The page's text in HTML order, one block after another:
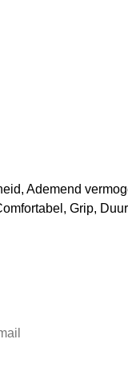
Ademend
Grip,